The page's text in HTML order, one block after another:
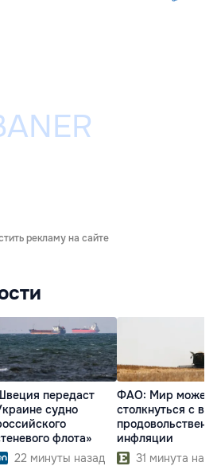
рекламу на сайте
передаст
судно
флота»
22 минуты назад
ФАО: Мир может
столкнуться с
инфляции
31 минута